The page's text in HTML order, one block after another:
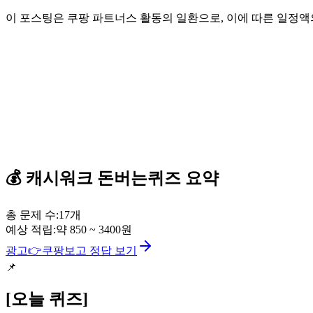
이 포스팅은 쿠팡 파트너스 활동의 일환으로, 이에 따른 일정
💰 캐시워크 돈버는퀴즈 요약
총 문제 수:17개
예상 적립:약 850 ~ 3400원
광고👉쿠팡보고 정답 보기
📌
[오늘 퀴즈]